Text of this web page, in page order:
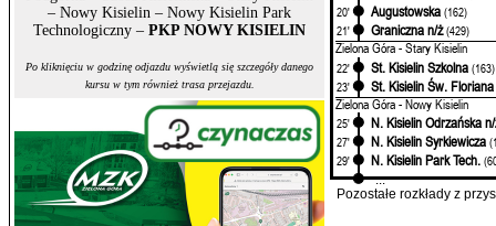
– Nowy Kisielin – Nowy Kisielin Park
Technologiczny – PKP NOWY KISIELIN
Po kliknięciu w godzinę odjazdu wyświetlą się szczegóły danego
kursu w tym również trasa przejazdu.
20'
Augustowska (162)
21'
Graniczna n/ż (429)
Zielona Góra - Stary Kisielin
22' St. Kisielin Szkolna (163)
23'
St. Kisielin Św. Floriana
Zielona Góra - Nowy Kisielin
25' N. Kisielin Odrzańska
27' N. Kisielin Syrkiewicza
29'
N. Kisielin Park Tech.
...
Pozostałe rozkłady z